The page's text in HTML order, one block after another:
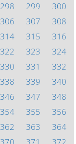
298 299
300
306 307
308
314 315
316
322 323
324
330 331
332
338 339
340
346 347
348
354 355
356
362 363
364